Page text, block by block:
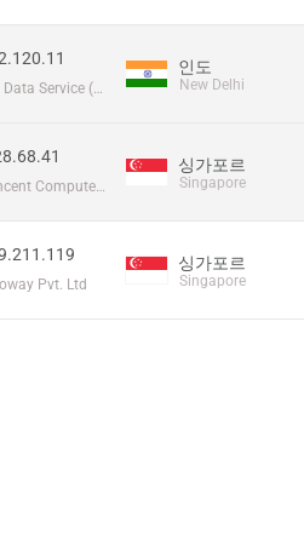
Capitalonline Data Service (HK) Co
인도
New Delhi
Shenzhen Tencent Computer Systems Company Limited
싱가포르
Singapore
Pvt. Ltd
싱가포르
Singapore